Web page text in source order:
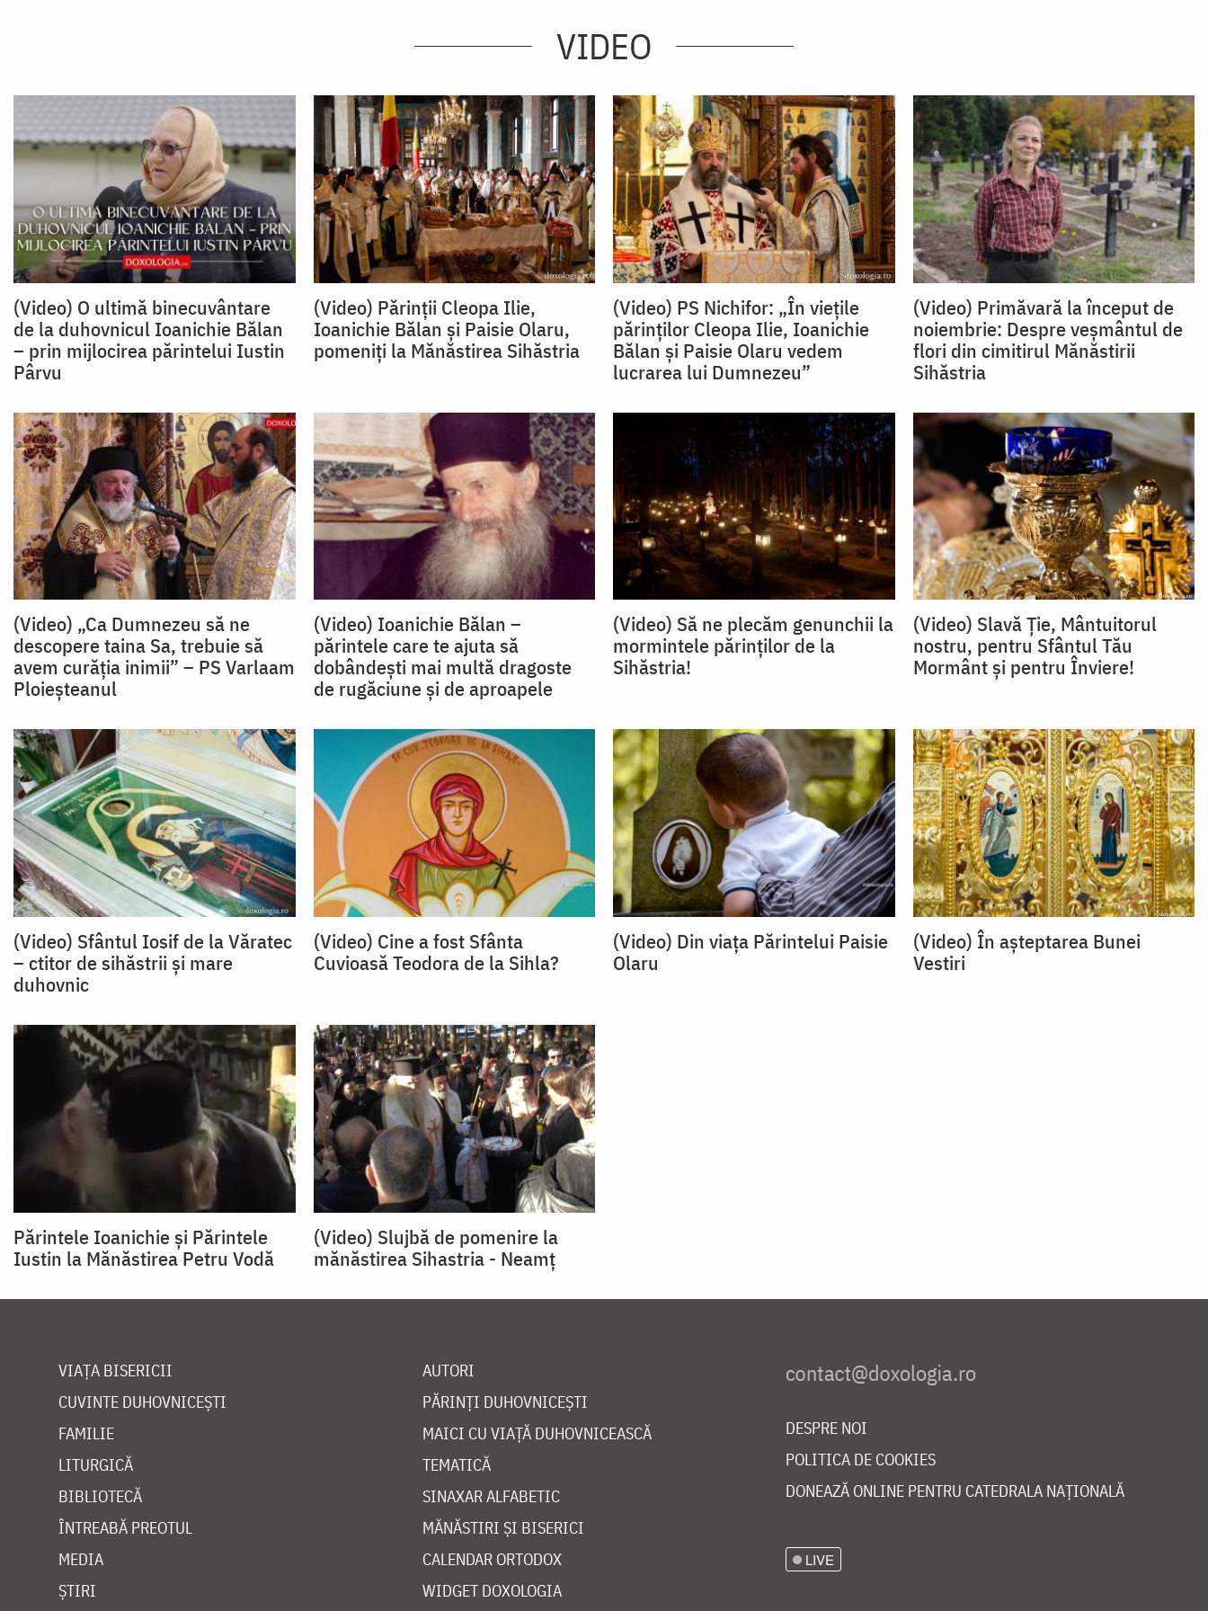
VIDEO
(Video) O ultimă binecuvântare
de la duhovnicul Ioanichie Bălan
– prin mijlocirea părintelui Iustin
Pârvu
(Video) Părinții Cleopa Ilie,
Ioanichie Bălan și Paisie Olaru,
pomeniți la Mănăstirea Sihăstria
(Video) PS Nichifor: „În viețile
părinților Cleopa Ilie, Ioanichie
Bălan și Paisie Olaru vedem
lucrarea lui Dumnezeu”
(Video) Primăvară la început de
noiembrie: Despre veșmântul de
flori din cimitirul Mănăstirii
Sihăstria
(Video) „Ca Dumnezeu să ne
descopere taina Sa, trebuie să
avem curăția inimii” – PS Varlaam
Ploieșteanul
(Video) Ioanichie Bălan –
părintele care te ajuta să
dobândești mai multă dragoste
de rugăciune și de aproapele
(Video) Să ne plecăm genunchii la
mormintele părinților de la
Sihăstria!
(Video) Slavă Ție, Mântuitorul
nostru, pentru Sfântul Tău
Mormânt și pentru Înviere!
(Video) Sfântul Iosif de la Văratec
– ctitor de sihăstrii și mare
duhovnic
(Video) Cine a fost Sfânta
Cuvioasă Teodora de la Sihla?
(Video) Din viața Părintelui Paisie
Olaru
(Video) În așteptarea Bunei
Vestiri
Părintele Ioanichie și Părintele
Iustin la Mănăstirea Petru Vodă
(Video) Slujbă de pomenire la
mănăstirea Sihastria - Neamț
VIAȚA BISERICII
CUVINTE DUHOVNICEȘTI
FAMILIE
LITURGICĂ
BIBLIOTECĂ
ÎNTREABĂ PREOTUL
MEDIA
ȘTIRI
AUTORI
PĂRINȚI DUHOVNICEȘTI
MAICI CU VIAȚĂ DUHOVNICEASCĂ
TEMATICĂ
SINAXAR ALFABETIC
MĂNĂSTIRI ȘI BISERICI
CALENDAR ORTODOX
WIDGET DOXOLOGIA
DESPRE NOI
POLITICA DE COOKIES
DONEAZĂ ONLINE PENTRU CATEDRALA NAȚIONALĂ
LIVE